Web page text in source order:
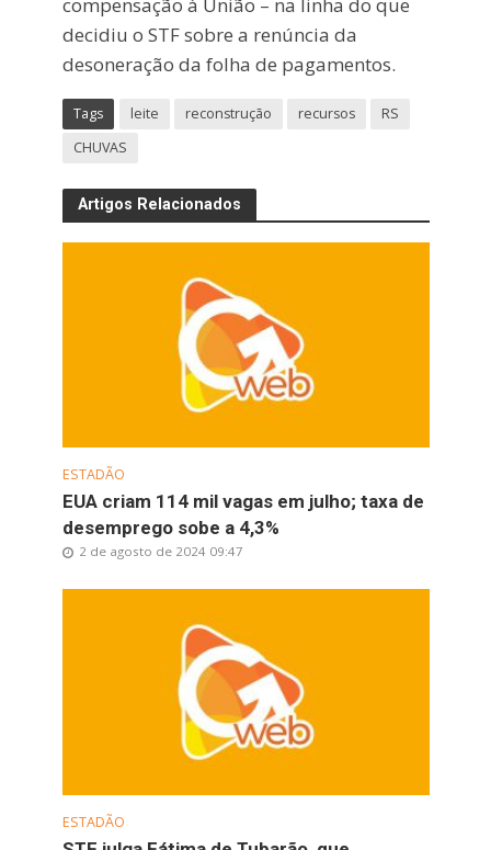
decidiu o STF sobre a renúncia da
desoneração da folha de pagamentos.
Tags leite reconstrução recursos
RS
CHUVAS
Artigos Relacionados
ESTADÃO
EUA criam 114 mil vagas em julho; taxa de
desemprego sobe a 4,3%
2 de agosto de 2024 09:47
ESTADÃO